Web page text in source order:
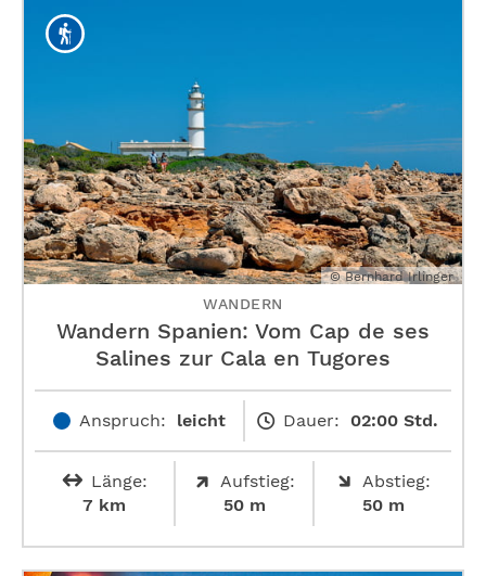
© Bernhard Irlinger
WANDERN
Wandern Spanien: Vom Cap de ses
Salines zur Cala en Tugores
Anspruch: leicht Dauer: 02:00 Std.
Länge:
7 km
Aufstieg:
50 m
Abstieg:
50 m